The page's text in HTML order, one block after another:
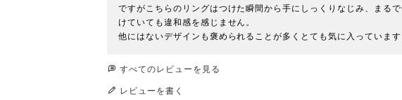
ですがこちらのリングはつけた瞬間から手にしっくりなじみ、まる
けていても違和感を感じません。
他にはないデザインも褒められることが多くとても気に入っています
すべてのレビューを見る
レビューを書く